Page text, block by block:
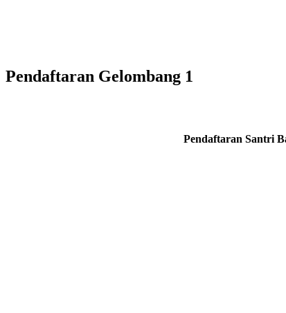
Pendaftaran Gelombang 1
Pendaftaran Santri